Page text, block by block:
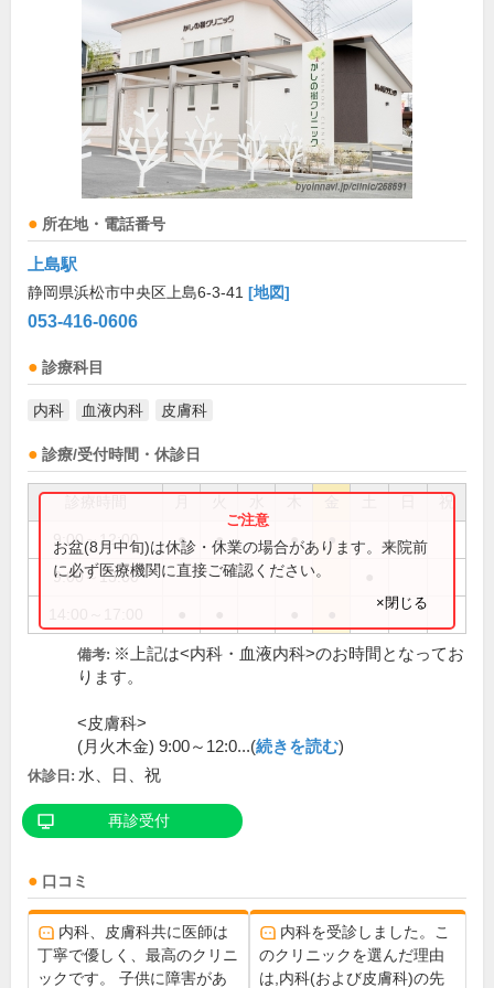
所在地・電話番号
上島駅
静岡県浜松市中央区上島6-3-41 [地図]
053-416-0606
診療科目
内科 血液内科 皮膚科
診療/受付時間・休診日
祝
9:00～12:00 ● ● ● ●
9:00～13:00
お盆(8月中旬)は休診・休業の場合があります。来院前
に必ず医療機関に直接ご確認ください。
×閉じる
備考: ※上記は<内科・血液内科>のお時間となってお
ります。
<皮膚科>
(月火木金) 9:00～12:0...(続きを読む)
休診日: 水、日、祝
再診受付
口コミ
内科、皮膚科共に医師は
丁寧で優しく、最高のクリニ
ックです。 子供に障害があ
内科を受診しました。こ
のクリニックを選んだ理由
は,内科(および皮膚科)の先